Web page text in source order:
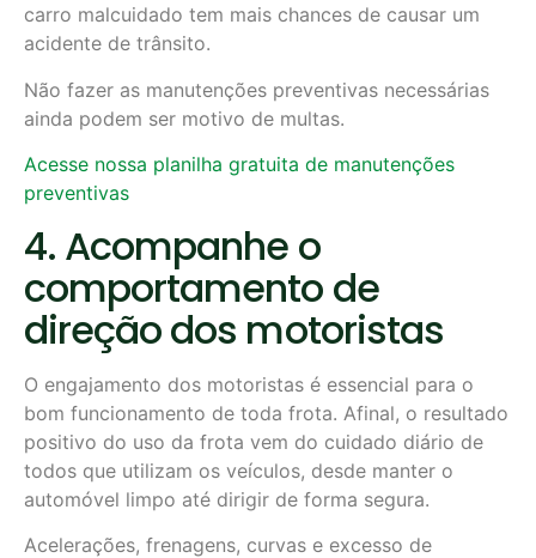
carro malcuidado tem mais chances de causar um
acidente de trânsito.
Não fazer as manutenções preventivas necessárias
ainda podem ser motivo de multas.
Acesse nossa planilha gratuita de manutenções
preventivas
4. Acompanhe o
comportamento de
direção dos motoristas
O engajamento dos motoristas é essencial para o
bom funcionamento de toda frota. Afinal, o resultado
positivo do uso da frota vem do cuidado diário de
todos que utilizam os veículos, desde manter o
automóvel limpo até dirigir de forma segura.
Acelerações, frenagens, curvas e excesso de